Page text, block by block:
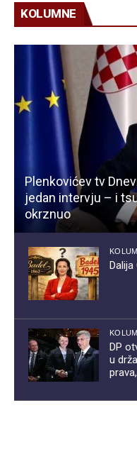
KOLUMNE
Plenkovićev tv
jedan intervju – i
okrznuo
DP
u